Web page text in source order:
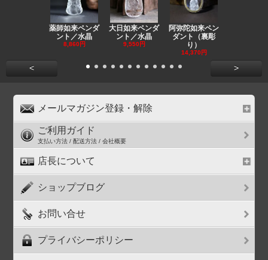
薬師如来ペンダ
ント／水晶
8,860円
大日如来ペンダ
ント／水晶
9,550円
阿弥陀如来ペン
ダント（裏彫
り）
14,370円
< >
メールマガジン登録・解除
ご利用ガイド
支払い方法 / 配送方法 / 会社概要
店長について
ショップブログ
お問い合せ
プライバシーポリシー